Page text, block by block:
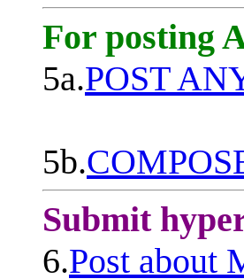
For posting
5a.POST
5b.
Submit
6.Post about